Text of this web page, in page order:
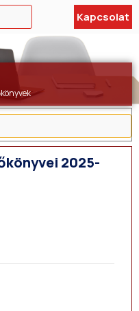
Kapcsolat
2025-